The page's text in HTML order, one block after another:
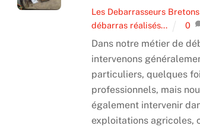
Les Debarrasseurs Bretons
débarras réalisés...
0
Dans notre métier de
intervenons
particuliers, quelques
professionnels, mais
également intervenir
exploitations agricoles,